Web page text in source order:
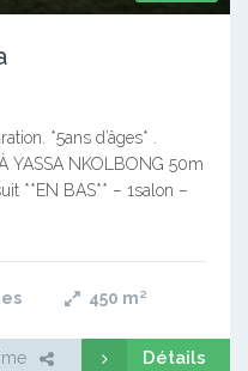
*5ans d’âges* .
YASSA NKOLBONG 50m
**EN BAS** – 1salon –
450 m²
Détails